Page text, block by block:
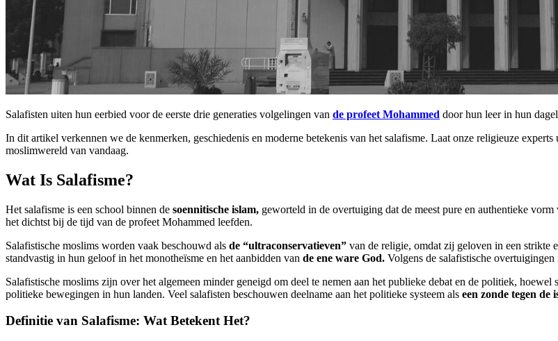
Salafisten uiten hun eerbied voor de eerste drie generaties volgelingen van de profeet Mohammed door hun leer in hun
In dit artikel verkennen we de kenmerken, geschiedenis en moderne betekenis van het salafisme. Laat onze religieuze experts
moslimwereld van vandaag.
Wat Is Salafisme?
Het salafisme is een school binnen de soennitische islam, geworteld in de overtuiging dat de meest pure en authentieke
het dichtst bij de tijd van de profeet Mohammed leefden.
Salafistische moslims worden vaak beschouwd als de “ultraconservatieven” van de religie, omdat zij geloven in een strikte
standvastig in hun geloof in het monotheïsme en het aanbidden van de ene ware God. Volgens de salafistische
Salafistische moslims zijn over het algemeen minder geneigd om deel te nemen aan het publieke debat en de politiek,
politieke bewegingen in hun landen. Veel salafisten beschouwen deelname aan het politieke systeem als een zonde tegen de
Definitie van Salafisme: Wat Betekent Het?